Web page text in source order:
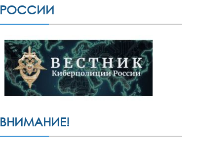
РОССИИ
ВНИМАНИЕ!